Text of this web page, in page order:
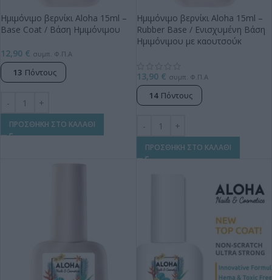
Ημιμόνιμο βερνίκι Aloha 15ml –
Base Coat / Βάση Ημιμόνιμου
12,90 € συμπ. Φ.Π.Α
13 Πόντους
ΠΡΟΣΘΗΚΗ ΣΤΟ ΚΑΛΑΘΙ
Ημιμόνιμο βερνίκι Aloha 15ml –
Rubber Base / Ενισχυμένη Βάση
Ημιμόνιμου με καουτσούκ
13,90 € συμπ. Φ.Π.Α
14 Πόντους
ΠΡΟΣΘΗΚΗ ΣΤΟ ΚΑΛΑΘΙ